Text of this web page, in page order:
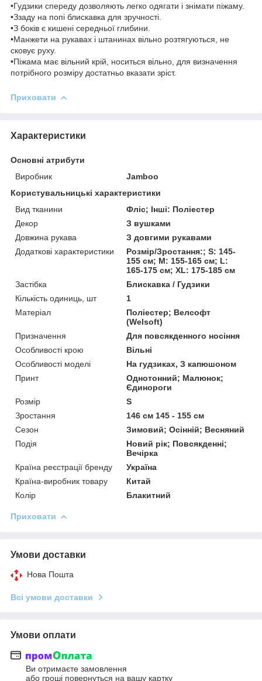
•Гудзики спереду дозволяють легко одягати і знімати піжаму.
•Ззаду на попі блискавка для зручності.
•З боків є кишені середньої глибини.
•Манжети на рукавах і штанинах вільно розтягуються, не
сковує руху.
•Піжама має вільний крій, носиться вільно, для визначення
потрібного розміру достатньо вказати зріст.
Приховати
Характеристики
Основні атрибути
Виробник
Jamboo
Користувальницькі характеристики
Вид тканини
Фліс; Інші: Поліестер
Декор
З вушками
Довжина рукава
З довгими рукавами
Додаткові характеристики
Розмір/Зростання:; S: 145-
155 см; M: 155-165 см; L:
165-175 см; XL: 175-185 см
Застібка
Блискавка / Гудзики
Кількість одиниць, шт
1
Матеріал
Поліестер; Велсофт
(Welsoft)
Призначення
Для повсякденного носіння
Особливості крою
Вільні
Особливості моделі
На гудзиках, З капюшоном
Принт
Однотонний; Малюнок;
Єдинороги
Розмір
S
Зростання
146 см 145 - 155 см
Сезон
Зимовий; Осінній; Весняний
Подія
Новий рік; Повсякденні;
Вечірка
Країна реєстрації бренду
Україна
Країна-виробник товару
Китай
Колір
Блакитний
Приховати
Умови доставки
Нова Пошта
Всі умови доставки
Умови оплати
Ви отримаєте замовлення
або гроші повернуться на вашу картку